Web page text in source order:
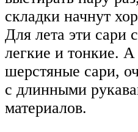
складки начнут
Для лета эти сари
легкие и тонкие.
шерстяные сари,
с длинными
материалов.